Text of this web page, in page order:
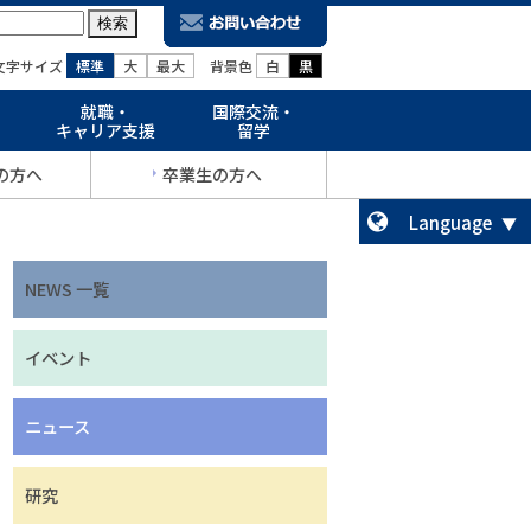
字サイズ 標準 大 最大 背景色 白 黒
就職・
キャリア支援
国際交流・
留学
方へ
卒業生の方へ
Language
NEWS 一覧
イベント
ニュース
研究